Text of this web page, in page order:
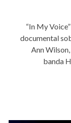
“In My
documental
Ann
banda